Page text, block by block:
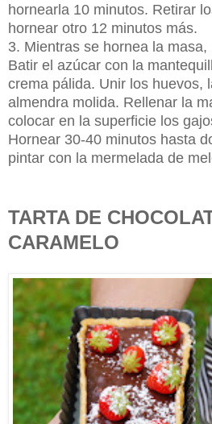
hornearla 10 minutos. Retirar
hornear otro 12 minutos más.
3. Mientras se hornea la
Batir el azúcar con la
crema pálida. Unir los huevos,
almendra molida. Rellenar la
colocar en la superficie los
Hornear 30-40 minutos hasta
pintar con la mermelada de
TARTA DE
CARAMELO